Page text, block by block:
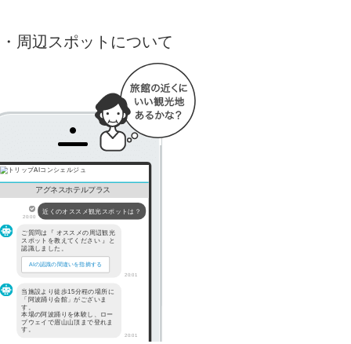
周辺スポットについて
アグネスホテルプラス
20:00
近くのオススメ観光スポットは？
ご質問は『 オススメの周辺観光
スポットを教えてください 』と
認識しました。
AIの認識の間違いを指摘する
20:01
当施設より徒歩15分程の場所に
「阿波踊り会館」がございま
す。
本場の阿波踊りを体験し、ロー
プウェイで眉山山頂まで登れま
す。
20:01